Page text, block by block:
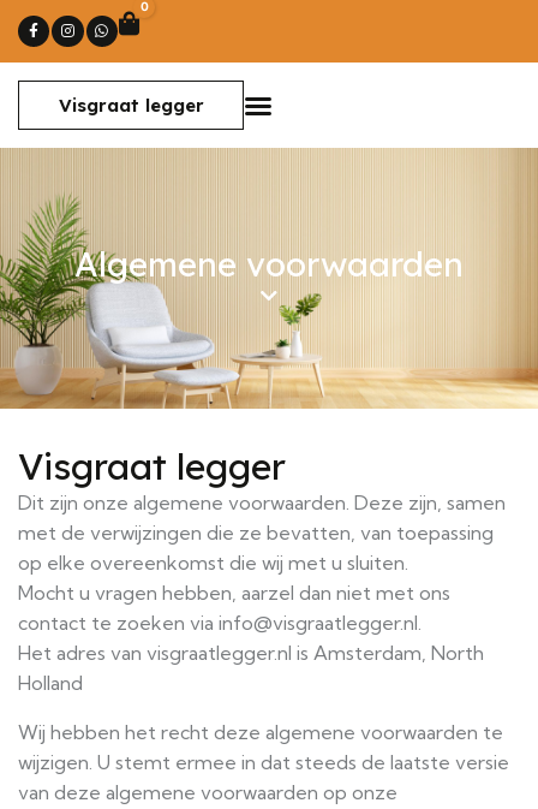
0
Visgraat legger
Algemene voorwaarden
Visgraat legger
Dit zijn onze algemene voorwaarden. Deze zijn, samen
met de verwijzingen die ze bevatten, van toepassing
op elke overeenkomst die wij met u sluiten.
Mocht u vragen hebben, aarzel dan niet met ons
contact te zoeken via info@visgraatlegger.nl.
Het adres van visgraatlegger.nl is Amsterdam, North
Holland
Wij hebben het recht deze algemene voorwaarden te
wijzigen. U stemt ermee in dat steeds de laatste versie
van deze algemene voorwaarden op onze